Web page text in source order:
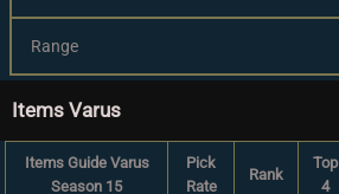
Range
Items Varus
Items Guide Varus
Season 15
Pick
Rate
Rank
Top
4